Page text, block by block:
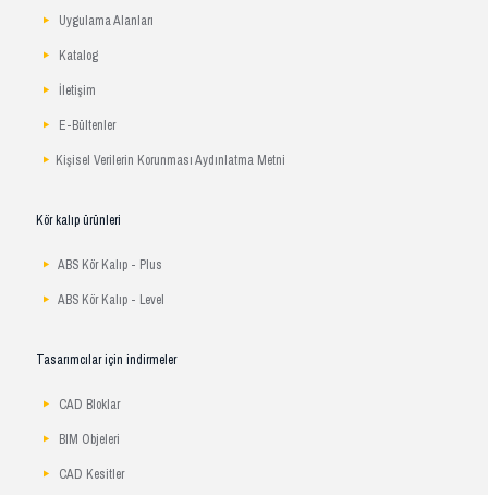
Uygulama Alanları
Katalog
İletişim
E-Bültenler
Kişisel Verilerin Korunması Aydınlatma Metni
Kör kalıp ürünleri
ABS Kör Kalıp - Plus
ABS Kör Kalıp - Level
Tasarımcılar için indirmeler
CAD Bloklar
BIM Objeleri
CAD Kesitler